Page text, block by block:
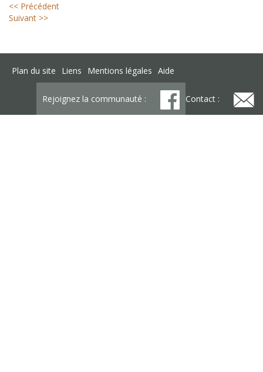
<< Précédent
Suivant >>
Plan du site Liens Mentions légales Aide
Rejoignez la communauté : Contact :